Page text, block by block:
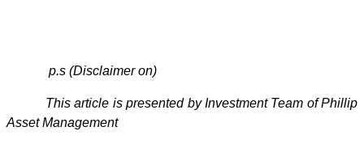
p.s (Disclaimer on)
This article is presented by Investment Team of Phillip
Asset Management